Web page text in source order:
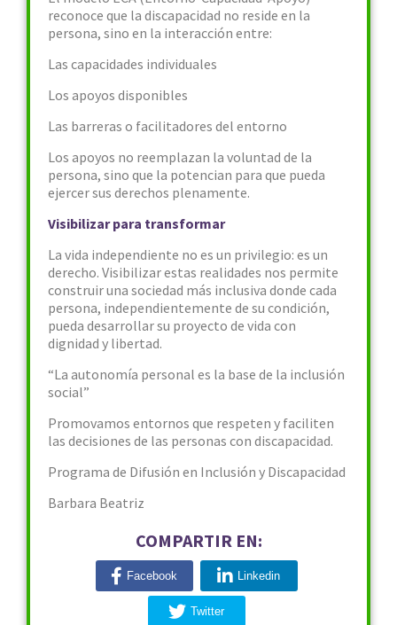
reconoce que la discapacidad no reside en la
persona, sino en la interacción entre:
Las capacidades individuales
Los apoyos disponibles
Las barreras o facilitadores del entorno
Los apoyos no reemplazan la voluntad de la
persona, sino que la potencian para que pueda
ejercer sus derechos plenamente.
Visibilizar para transformar
La vida independiente no es un privilegio: es un
derecho. Visibilizar estas realidades nos permite
construir una sociedad más inclusiva donde cada
persona, independientemente de su condición,
pueda desarrollar su proyecto de vida con
dignidad y libertad.
“La autonomía personal es la base de la inclusión
social”
Promovamos entornos que respeten y faciliten
las decisiones de las personas con discapacidad.
Programa de Difusión en Inclusión y Discapacidad
Barbara Beatriz
COMPARTIR EN:
Facebook Linkedin
Twitter